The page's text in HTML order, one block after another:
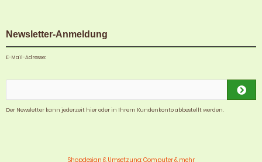
Newsletter-Anmeldung
E-Mail-Adresse:
Der Newsletter kann jederzeit hier oder in Ihrem Kundenkonto abbestellt werden.
Shopdesign & Umsetzung: Computer & mehr